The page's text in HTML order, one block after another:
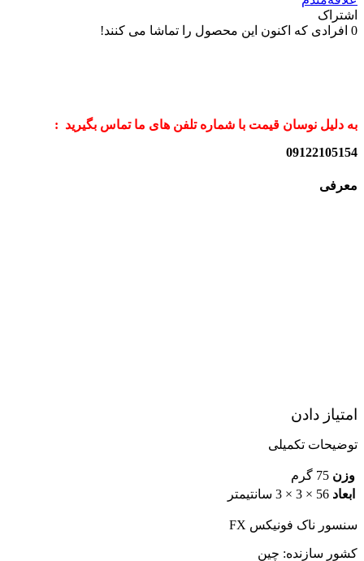
اشتراک
0 افرادی که اکنون این محصول را تماشا می کنند!
به دلیل نوسان قیمت با شماره تلفن های ما تماس بگیرید :
09122105154
معرفی
امتیاز دادن
توضیحات تکمیلی
وزن 75 گرم
ابعاد 56 × 3 × 3 سانتیمتر
سنسور ناک فونیکس FX
کشور سازنده: چین